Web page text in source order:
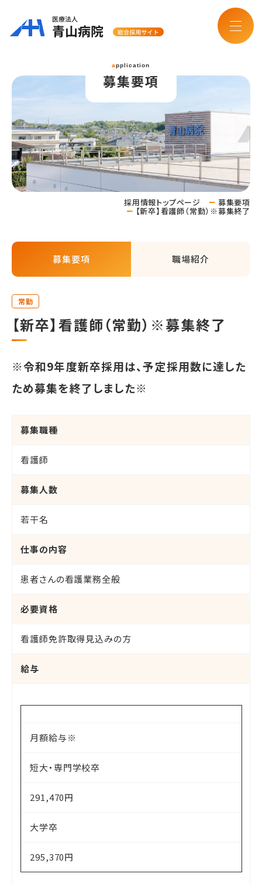
application
募集要項
採用情報トップページ 募集要項
【新卒】看護師（常勤）※募集終了
募集要項 職場紹介
常勤
【新卒】看護師（常勤）※募集終了
※令和9年度新卒採用は、予定採用数に達した
ため募集を終了しました※
募集職種
看護師
募集人数
若干名
仕事の内容
患者さんの看護業務全般
必要資格
看護師免許取得見込みの方
給与
月額給与※
短大・専門学校卒
291,470円
大学卒
295,370円